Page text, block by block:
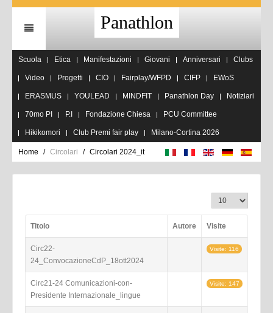
Panathlon
Scuola Etica Manifestazioni Giovani Anniversari Clubs
Video Progetti CIO Fairplay/WFPD CIFP EWoS
ERASMUS YOULEAD MINDFIT Panathlon Day Notiziari
70mo PI P.I Fondazione Chiesa PCU Committee
Hikikomori Club Premi fair play Milano-Cortina 2026
Home Circolari Circolari 2024_it
Visualizza n.
Titolo Autore Visite
Circ22-
24_ConvocazioneCdP_18ott2024
Visite: 116
Circ21-24 Comunicazioni-con-
Presidente Internazionale_lingue
Visite: 147